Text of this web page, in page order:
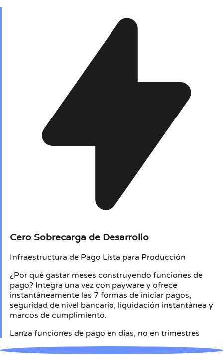
Cero Sobrecarga de Desarrollo
Infraestructura de Pago Lista para Producción
¿Por qué gastar meses construyendo funciones de
pago? Integra una vez con payware y ofrece
instantáneamente las 7 formas de iniciar pagos,
seguridad de nivel bancario, liquidación instantánea y
marcos de cumplimiento.
Lanza funciones de pago en días, no en trimestres